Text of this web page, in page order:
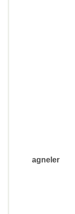
agneler